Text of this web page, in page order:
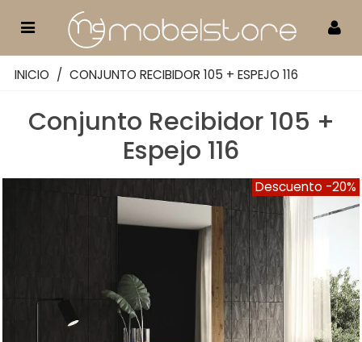
INICIO / CONJUNTO RECIBIDOR 105 + ESPEJO 116
Conjunto Recibidor 105 +
Espejo 116
Descuento -20%